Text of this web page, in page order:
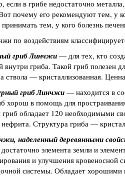
если в грибе недостаточно
почему его рекомендуют тем, у
принимать тем, у кого болезнь
по воздействиям
гриб Линчжи— для тех, кто
внутри гриба. Такой гриб
ствола — кристаллизованная.
гриб Линчжи— находится в
хорош в помощь для
гриб обладает 120 необходимыми
Структура гриба —
наделенный деревянными
элемента земли и
и улучшения кровеносной
системы. Обладает